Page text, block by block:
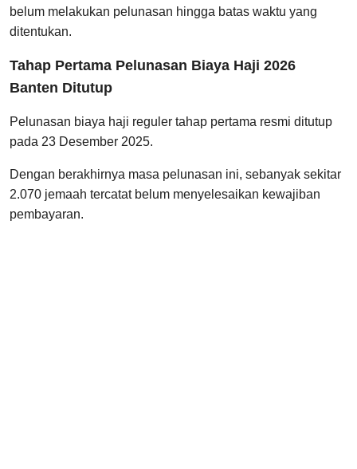
belum melakukan pelunasan hingga batas waktu yang
ditentukan.
Tahap Pertama Pelunasan Biaya Haji 2026
Banten Ditutup
Pelunasan biaya haji reguler tahap pertama resmi ditutup
pada 23 Desember 2025.
Dengan berakhirnya masa pelunasan ini, sebanyak sekitar
2.070 jemaah tercatat belum menyelesaikan kewajiban
pembayaran.